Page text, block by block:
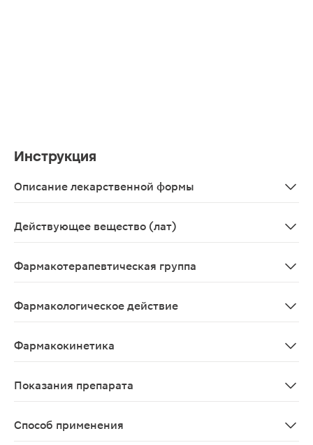
Инструкция
Описание лекарственной формы
Действующее вещество (лат)
Фармакотерапевтическая группа
Фармакологическое действие
Фармакокинетика
Показания препарата
Способ применения